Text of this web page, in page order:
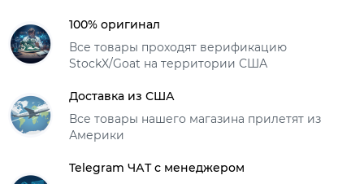
100% оригинал
Все товары проходят верификацию
StockX/Goat на территории США
Доставка из США
Все товары нашего магазина прилетят из
Америки
Telegram ЧАТ с менеджером